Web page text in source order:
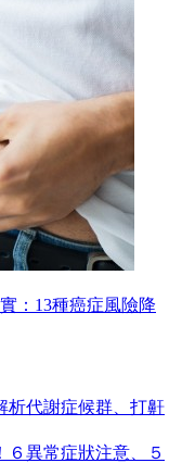
：13種癌症風險降
析代謝症候群、打鼾
６異常症狀注意、５